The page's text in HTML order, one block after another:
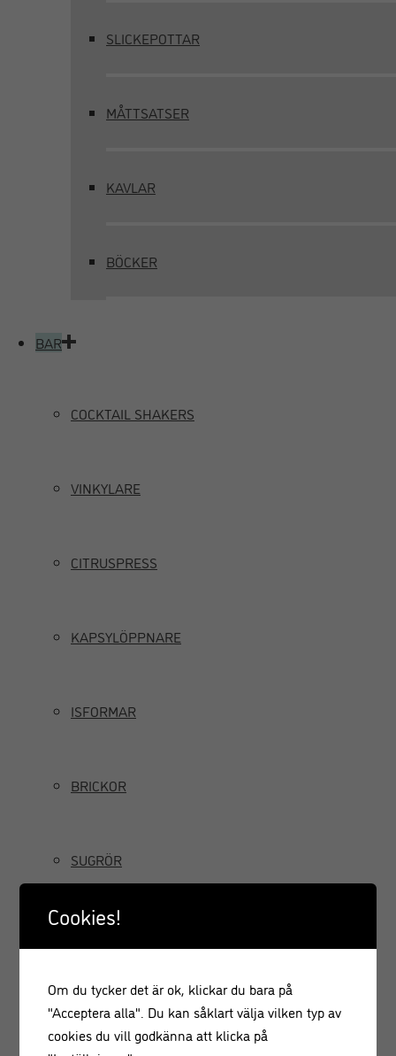
SLICKEPOTTAR
MÅTTSATSER
KAVLAR
BÖCKER
BAR
COCKTAIL SHAKERS
VINKYLARE
CITRUSPRESS
KAPSYLÖPPNARE
ISFORMAR
BRICKOR
SUGRÖR
GRÄDDSIFONER
Cookies!
Om du tycker det är ok, klickar du bara på
"Acceptera alla". Du kan såklart välja vilken typ av
cookies du vill godkänna att klicka på